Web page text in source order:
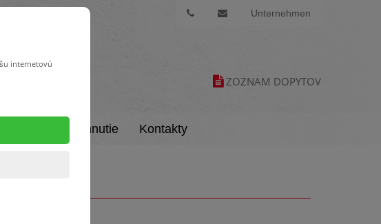
Unternehmen
ZOZNAM DOPYTOV
Na stiahnutie Kontakty
internetovú